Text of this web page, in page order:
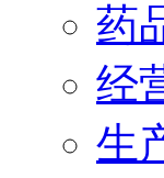
药
经
生